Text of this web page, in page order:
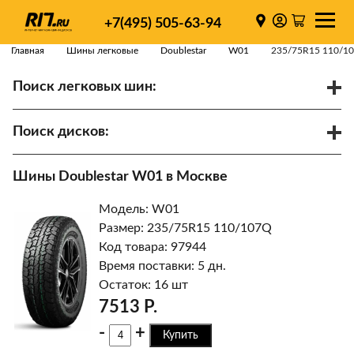
+7(495) 505-63-94
Главная Шины легковые Doublestar W01 235/75R15 110/
Поиск легковых шин:
Поиск дисков:
Найти
Шины Doublestar W01 в Москве
Модель: W01
Размер: 235/75R15 110/107Q
Код товара: 97944
Время поставки: 5 дн.
Остаток: 16 шт
7513 Р.
-
+ Купить